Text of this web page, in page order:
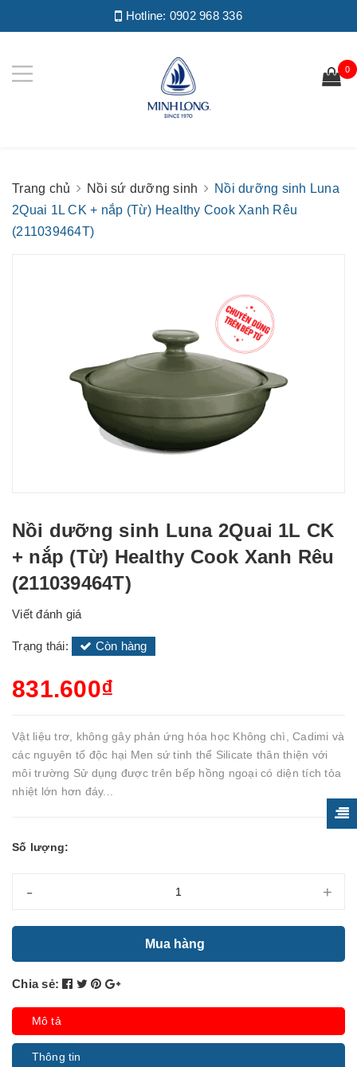
Hotline: 0902 968 336
0
Trang chủ Nồi sứ dưỡng sinh
Nồi dưỡng sinh Luna
2Quai 1L CK + nắp (Từ) Healthy Cook Xanh Rêu
(211039464T)
Nồi dưỡng sinh Luna 2Quai 1L CK
+ nắp (Từ) Healthy Cook Xanh Rêu
(211039464T)
Viết đánh giá
Trạng thái: Còn hàng
831.600₫
Vật liệu trơ, không gây phản ứng hóa học Không chì, Cadimi và
các nguyên tố độc hại Men sứ tinh thể Silicate thân thiện với
môi trường Sử dụng được trên bếp hồng ngoại có diện tích tỏa
nhiệt lớn hơn đáy...
Số lượng:
- +
Mua hàng
Chia sẻ:
Mô tả
Thông tin